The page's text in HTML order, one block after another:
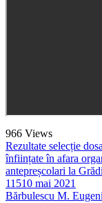
966 Views
Rezultate selecție
înființate în afara
antepreșcolari la
11510 mai 2021
Bărbulescu M.